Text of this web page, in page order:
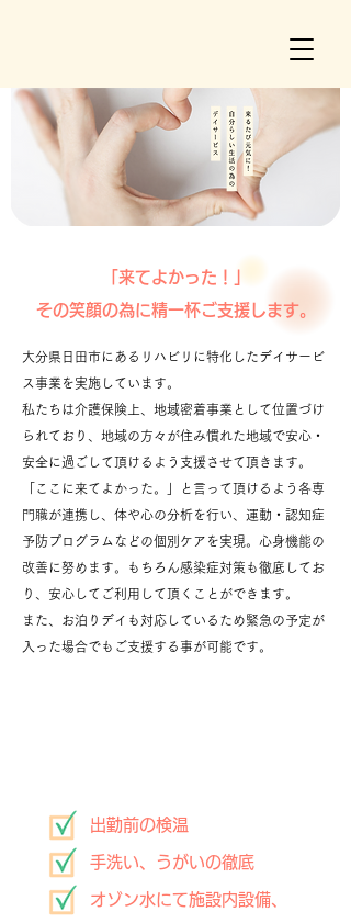
「来てよかった！」
その笑顔の為に精一杯ご支援します。
大分県日田市にあるリハビリに特化したデイサービ
ス事業を実施しています。
私たちは介護保険上、地域密着事業として位置づけ
られており、地域の方々が住み慣れた地域で安心・
安全に過ごして頂けるよう支援させて頂きます。
「ここに来てよかった。」と言って頂けるよう各専
門職が連携し、体や心の分析を行い、運動・認知症
予防プログラムなどの個別ケアを実現。心身機能の
改善に努めます。もちろん感染症対策も徹底してお
り、安心してご利用して頂くことができます。
また、お泊りデイも対応しているため緊急の予定が
入った場合でもご支援する事が可能です。
出勤前の検温
手洗い、うがいの徹底
オゾン水にて施設内設備、